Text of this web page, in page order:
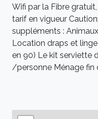
Wifi par la Fibre
tarif en vigueur
suppléments :
Location draps et linge
en 90) Le kit serviette
/personne Ménage fin